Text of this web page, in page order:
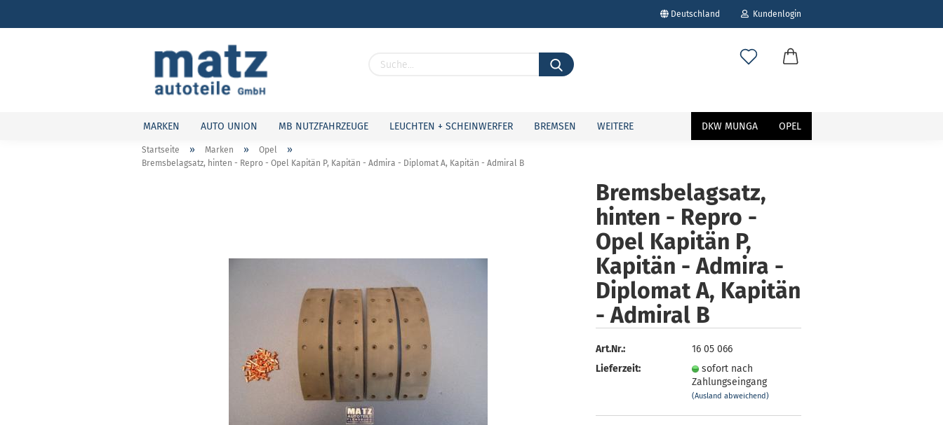
Deutschland Kundenlogin
Konto erstellen
Passwort vergessen?
MARKEN AUTO UNION MB NUTZFAHRZEUGE LEUCHTEN + SCHEINWERFER BREMSEN DKW MUNGA OPEL
WEITERE
Startseite » Marken » Opel »
Bremsbelagsatz, hinten - Repro - Opel Kapitän P, Kapitän - Admira - Diplomat A, Kapitän - Admiral B
Bremsbelagsatz,
hinten - Repro -
Opel Kapitän P,
Kapitän - Admira -
Diplomat A, Kapitän
- Admiral B
Art.Nr.:
16 05 066
Lieferzeit:
sofort nach
Zahlungseingang
(Ausland abweichend)